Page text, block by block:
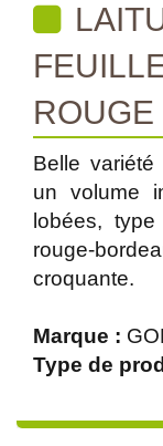
ROUGE
Belle
un volume
lobées,
rouge-
croquante.
Marque :
Type de